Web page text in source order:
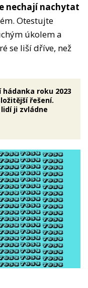
nechají nachytat
Otestujte
úkolem a
se liší dříve, než
roku 2023
řešení.
lidí ji zvládne